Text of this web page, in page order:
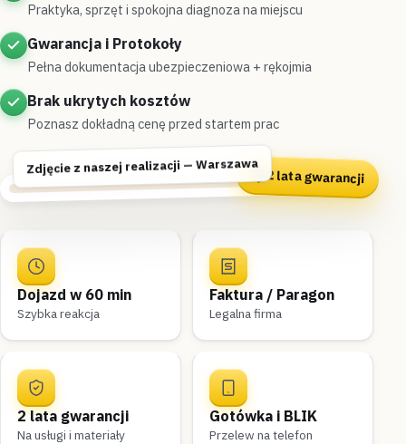
Praktyka, sprzęt i spokojna diagnoza na miejscu
Gwarancja i Protokoły
Pełna dokumentacja ubezpieczeniowa + rękojmia
Brak ukrytych kosztów
Poznasz dokładną cenę przed startem prac
2 lata gwarancji
Zdjęcie z naszej realizacji — Warszawa
Dojazd w 60 min
Szybka reakcja
Faktura / Paragon
Legalna firma
2 lata gwarancji
Na usługi i materiały
Gotówka i BLIK
Przelew na telefon